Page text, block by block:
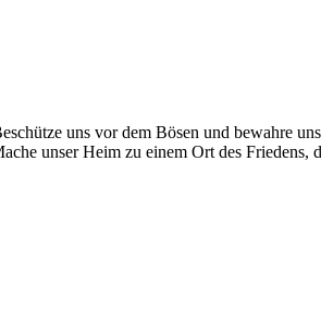
uns vor dem Bösen und bewahre
unser Heim zu einem Ort des